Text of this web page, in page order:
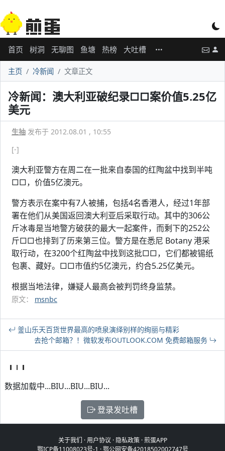
首页 树洞 无聊图 鱼塘 热榜 大吐槽
主页 冷新闻 文章正文
冷新闻：澳大利亚破纪录□□案价值5.25亿
美元
生抽 发布于 2012.08.01 , 10:55
[-]
澳大利亚警方在周二在一批来自泰国的红陶盆中找到半吨
□□，价值5亿澳元。
警方表示在案中有7人被捕，包括4名香港人，经过1年部
署在他们从美国返回澳大利亚后采取行动。其中的306公
斤冰毒是当地警方破获的最大一起案件，而剩下的252公
斤□□也排到了历来第三位。警方是在悉尼 Botany 港采
取行动，在3200个红陶盆中找到这批□□，它们都被锡纸
包裹、藏好。□□市值约5亿澳元，约合5.25亿美元。
根据当地法律，嫌疑人最高会被判罚终身监禁。
原文： msnbc
釜山乐天百货世界最高的喷泉演绎别样的绚丽与精彩
去抢个邮箱？！微软发布OUTLOOK.COM 免费邮箱服务
数据加载中...BIU...BIU...BIU...
登录发吐槽
关于我们 ·用户协议 · 隐私政策·煎蛋APP
鄂ICP备11008023号-1 ·鄂公网安备42018502002747号